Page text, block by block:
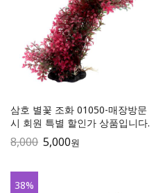
삼호 별꽃 조화 01050-매장방문
시 회원 특별 할인가 상품입니다.
8,000 5,000원
38%